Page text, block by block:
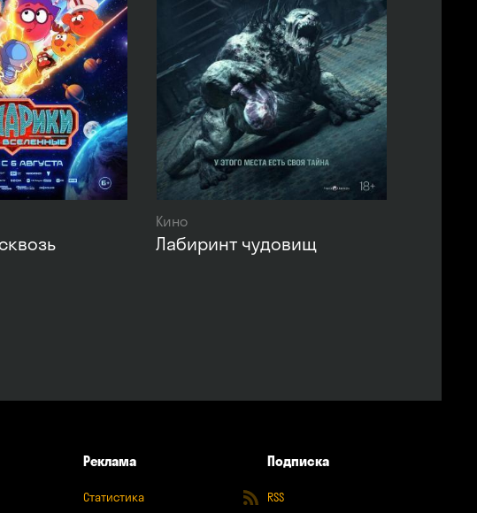
Кино
Лабиринт чудовищ
Реклама
Статистика
Подписка
RSS